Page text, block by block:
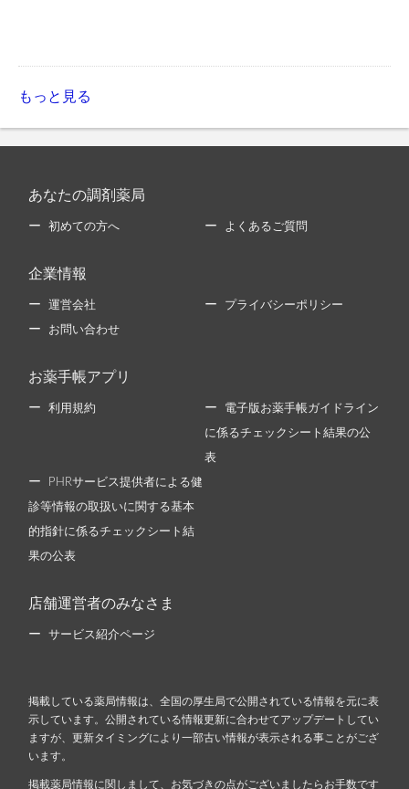
もっと見る
あなたの調剤薬局
初めての方へ よくあるご質問
企業情報
運営会社 プライバシーポリシー
お問い合わせ
お薬手帳アプリ
利用規約 電子版お薬手帳ガイドライン
に係るチェックシート結果の公
表
PHRサービス提供者による健
診等情報の取扱いに関する基本
的指針に係るチェックシート結
果の公表
店舗運営者のみなさま
サービス紹介ページ
掲載している薬局情報は、全国の厚生局で公開されている情報を元に表
示しています。公開されている情報更新に合わせてアップデートしてい
ますが、更新タイミングにより一部古い情報が表示される事ことがござ
います。
掲載薬局情報に関しまして、お気づきの点がございましたらお手数です